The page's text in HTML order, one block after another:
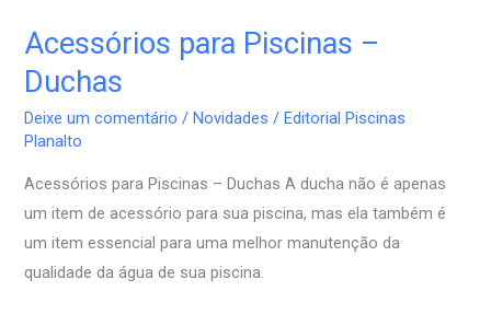
Acessórios para Piscinas –
Duchas
Deixe um comentário /Novidades /Editorial Piscinas
Planalto
Acessórios para Piscinas – Duchas A ducha não é apenas
um item de acessório para sua piscina, mas ela também é
um item essencial para uma melhor manutenção da
qualidade da água de sua piscina.
Acessórios
para
Piscinas
–